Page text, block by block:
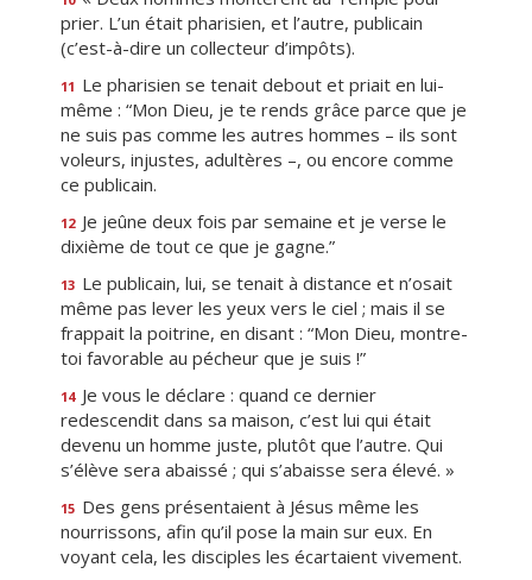
prier. L’un était pharisien, et l’autre, publicain
(c’est-à-dire un collecteur d’impôts).
11 Le pharisien se tenait debout et priait en lui-
même : “Mon Dieu, je te rends grâce parce que je
ne suis pas comme les autres hommes – ils sont
voleurs, injustes, adultères –, ou encore comme
ce publicain.
12 Je jeûne deux fois par semaine et je verse le
dixième de tout ce que je gagne.”
13 Le publicain, lui, se tenait à distance et n’osait
même pas lever les yeux vers le ciel ; mais il se
frappait la poitrine, en disant : “Mon Dieu, montre-
toi favorable au pécheur que je suis !”
14 Je vous le déclare : quand ce dernier
redescendit dans sa maison, c’est lui qui était
devenu un homme juste, plutôt que l’autre. Qui
s’élève sera abaissé ; qui s’abaisse sera élevé. »
15 Des gens présentaient à Jésus même les
nourrissons, afin qu’il pose la main sur eux. En
voyant cela, les disciples les écartaient vivement.